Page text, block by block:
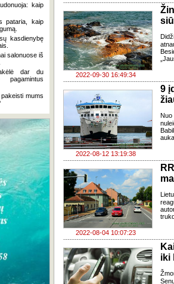
kaip
pataria, kaip
kasdienybę
salonuose iš
dar du
pagamintus
mums
2022-09-30 16:49:34
2022-08-12 13:19:38
9
Nuo
2022-08-04 10:07:23
iki